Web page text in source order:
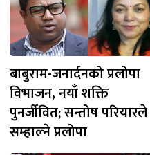
बाबुराम-जनार्दनको प्रलोपा
विभाजन, नयाँ शक्ति
पुनर्जीवित; सन्तोष परियारले
सम्हाल्ने प्रलोपा